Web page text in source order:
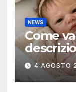
NEWS
Come
reborn
4 AGOSTO